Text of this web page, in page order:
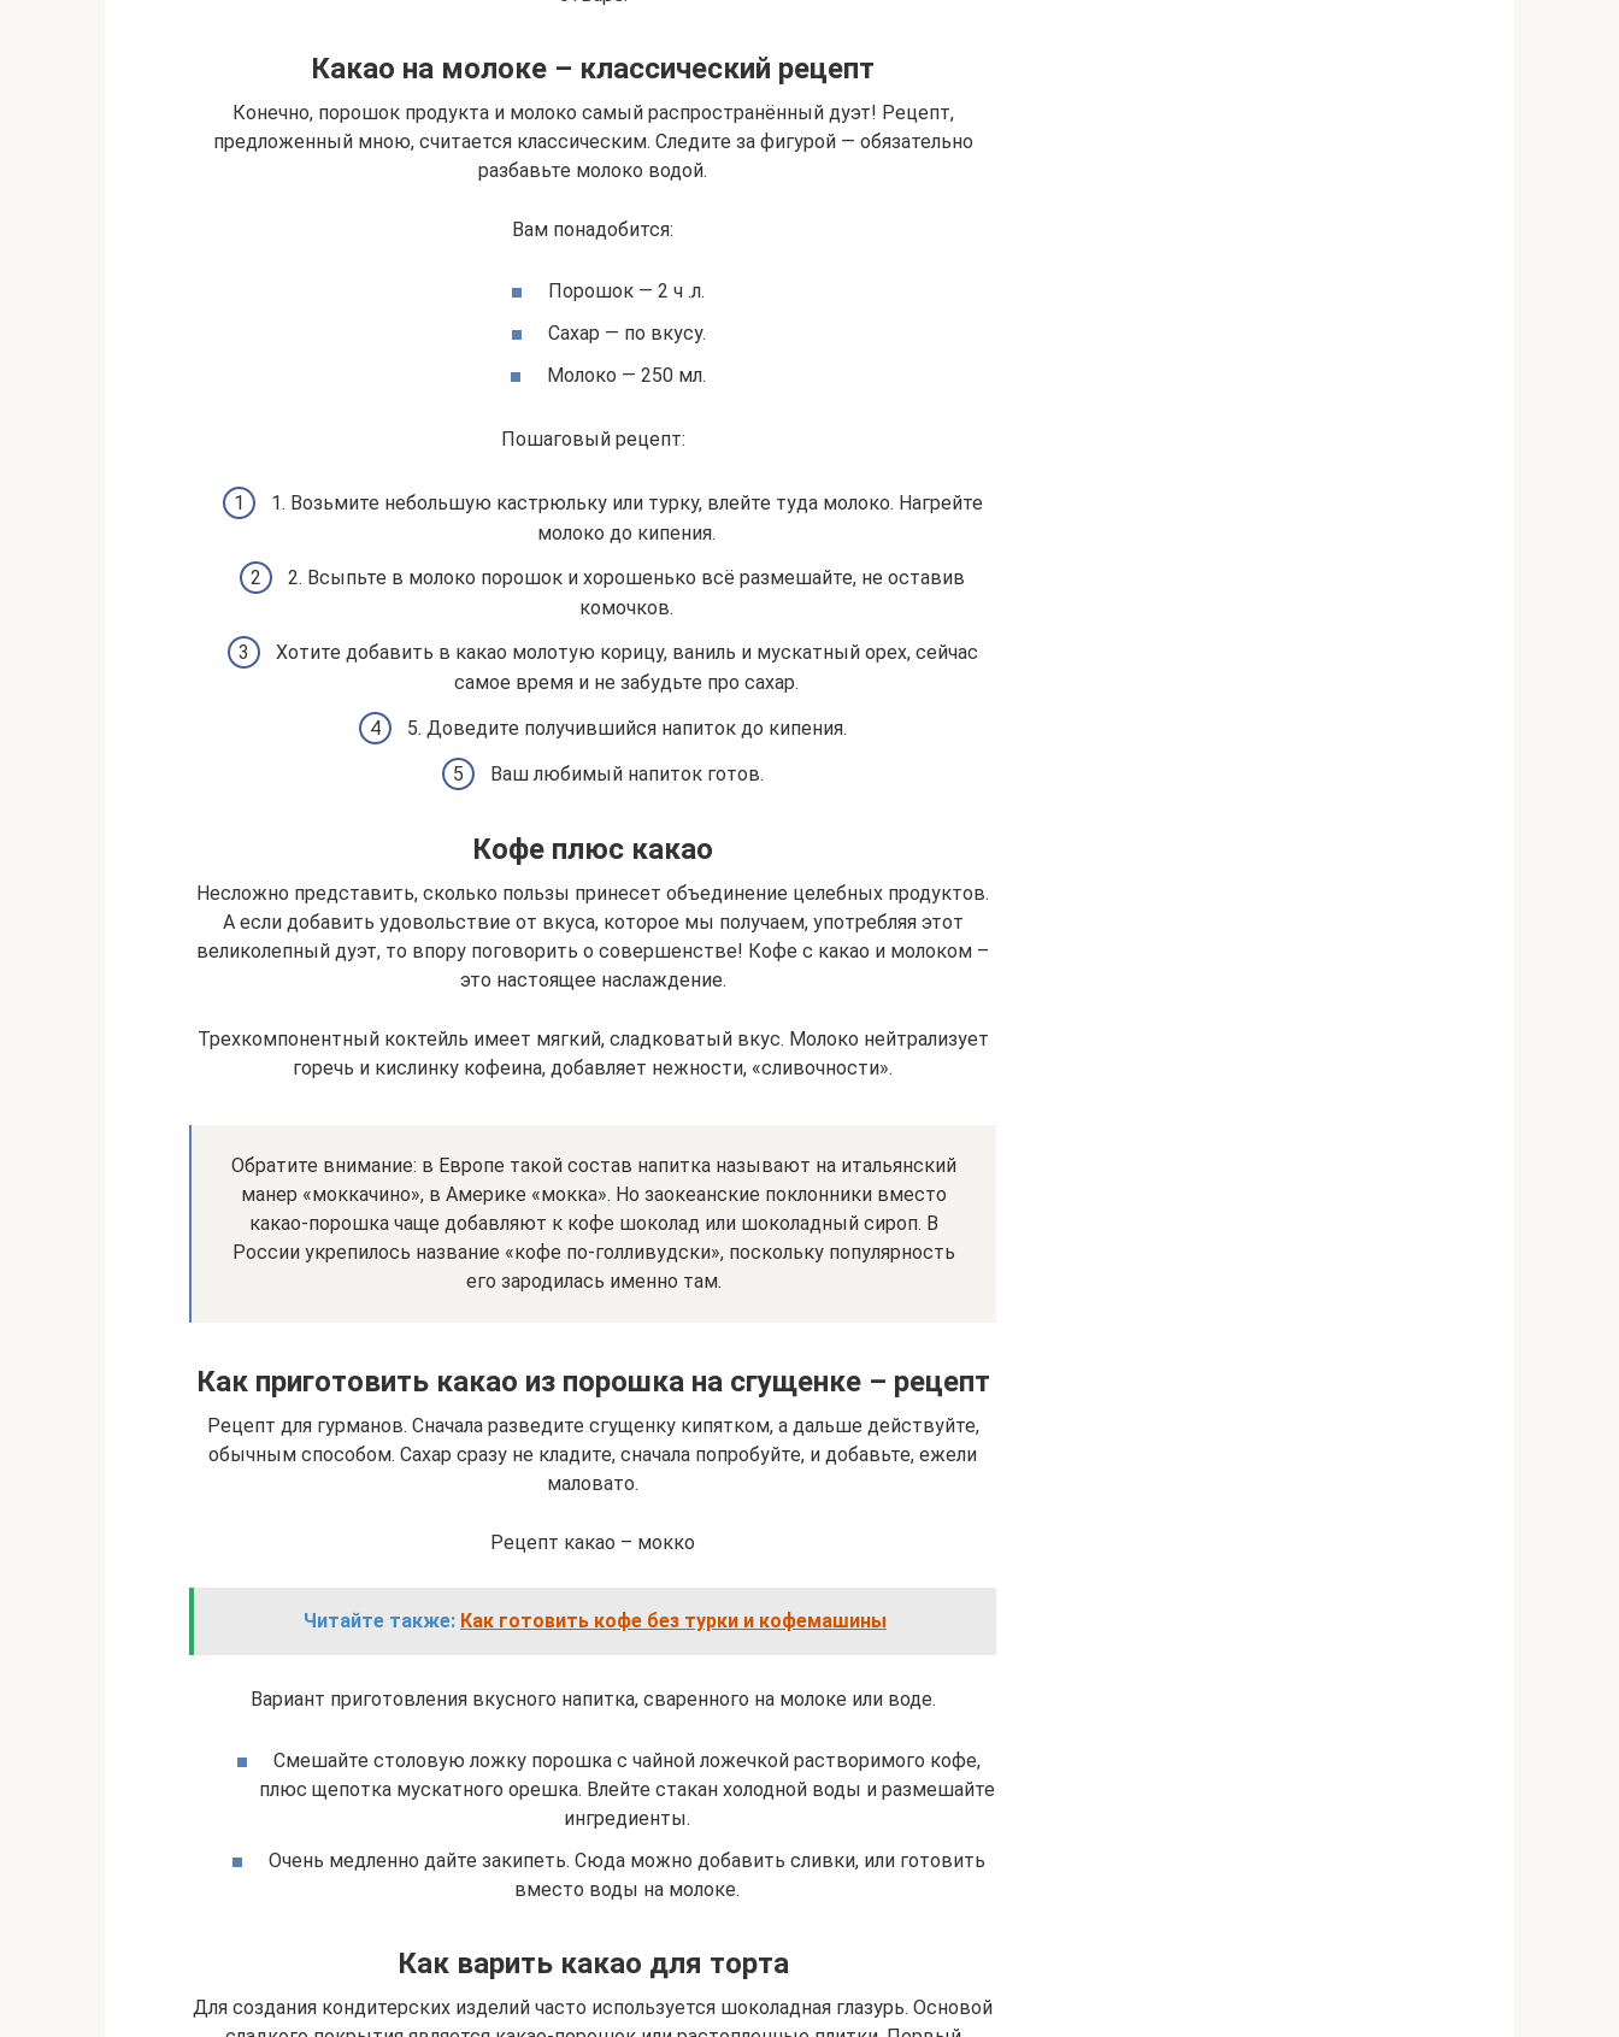
Какао на молоке – классический рецепт
Конечно, порошок продукта и молоко самый распространённый дуэт! Рецепт,
предложенный мною, считается классическим. Следите за фигурой — обязательно
разбавьте молоко водой.
Вам понадобится:
Порошок — 2 ч .л.
Сахар — по вкусу.
Молоко — 250 мл.
Пошаговый рецепт:
1. Возьмите небольшую кастрюльку или турку, влейте туда молоко. Нагрейте
молоко до кипения.
2. Всыпьте в молоко порошок и хорошенько всё размешайте, не оставив
комочков.
Хотите добавить в какао молотую корицу, ваниль и мускатный орех, сейчас
самое время и не забудьте про сахар.
5. Доведите получившийся напиток до кипения.
Ваш любимый напиток готов.
Кофе плюс какао
Несложно представить, сколько пользы принесет объединение целебных продуктов.
А если добавить удовольствие от вкуса, которое мы получаем, употребляя этот
великолепный дуэт, то впору поговорить о совершенстве! Кофе с какао и молоком –
это настоящее наслаждение.
Трехкомпонентный коктейль имеет мягкий, сладковатый вкус. Молоко нейтрализует
горечь и кислинку кофеина, добавляет нежности, «сливочности».
Обратите внимание: в Европе такой состав напитка называют на итальянский
манер «моккачино», в Америке «мокка». Но заокеанские поклонники вместо
какао-порошка чаще добавляют к кофе шоколад или шоколадный сироп. В
России укрепилось название «кофе по-голливудски», поскольку популярность
его зародилась именно там.
Как приготовить какао из порошка на сгущенке – рецепт
Рецепт для гурманов. Сначала разведите сгущенку кипятком, а дальше действуйте,
обычным способом. Сахар сразу не кладите, сначала попробуйте, и добавьте, ежели
маловато.
Рецепт какао – мокко
Читайте также: Как готовить кофе без турки и кофемашины
Вариант приготовления вкусного напитка, сваренного на молоке или воде.
Смешайте столовую ложку порошка с чайной ложечкой растворимого кофе,
плюс щепотка мускатного орешка. Влейте стакан холодной воды и размешайте
ингредиенты.
Очень медленно дайте закипеть. Сюда можно добавить сливки, или готовить
вместо воды на молоке.
Как варить какао для торта
Для создания кондитерских изделий часто используется шоколадная глазурь. Основой